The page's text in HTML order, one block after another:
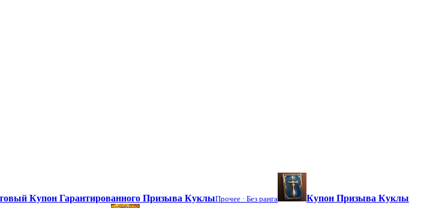
Купон Гарантированного Призыва КуклыПрочее · Без ранга Купон Призыва Куклы